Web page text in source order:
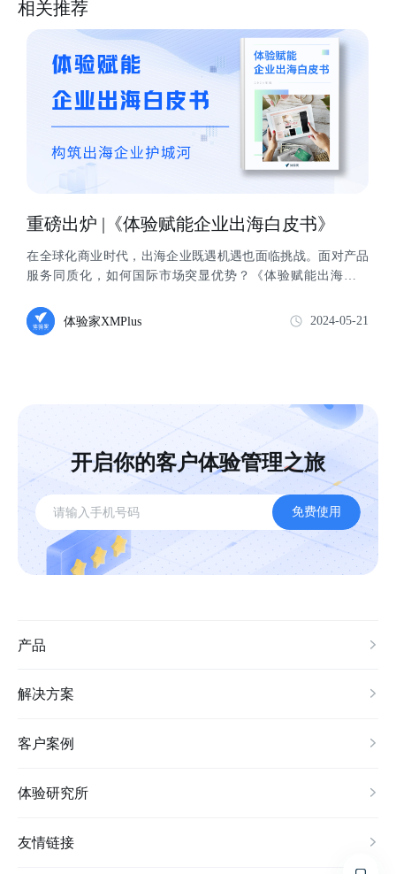
相关推荐
重磅出炉 |《体验赋能企业出海白皮书》
在全球化商业时代，出海企业既遇机遇也面临挑战。面对产品
服务同质化，如何国际市场突显优势？《体验赋能出海白皮
体验家XMPlus
2024-05-21
开启你的客户体验管理之旅
免费使用
产品
解决方案
客户案例
体验研究所
友情链接